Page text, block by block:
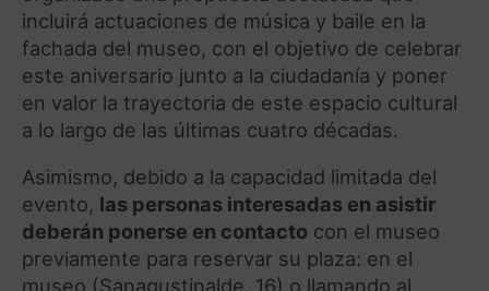
incluirá actuaciones de música y baile en la
fachada del museo, con el objetivo de celebrar
este aniversario junto a la ciudadanía y poner
en valor la trayectoria de este espacio cultural
a lo largo de las últimas cuatro décadas.
Asimismo, debido a la capacidad limitada del
evento, las personas interesadas en asistir
deberán ponerse en contacto con el museo
previamente para reservar su plaza: en el
museo (Sanagustinalde, 16) o llamando al